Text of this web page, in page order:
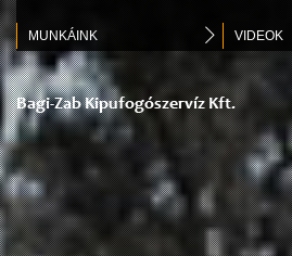
MUNKÁINK VIDEOK